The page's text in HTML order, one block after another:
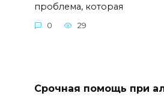
проблема, которая
0 29
Срочная помощь при